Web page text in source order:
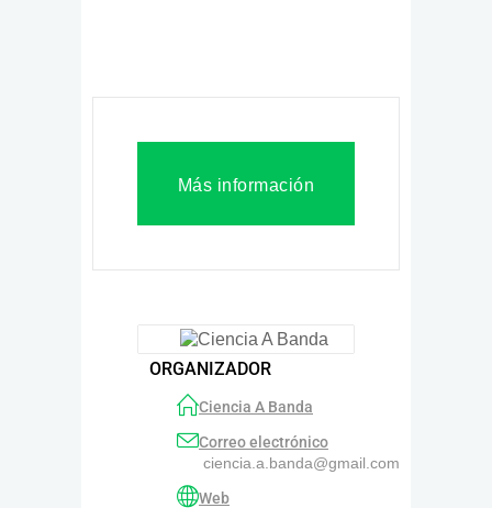
Más información
ORGANIZADOR
Ciencia A Banda
Correo electrónico
ciencia.a.banda@gmail.com
Web